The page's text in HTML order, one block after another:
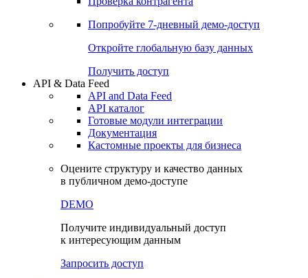
Попробуйте 7-дневный демо-доступ
Откройте глобальную базу данных
Получить доступ
API & Data Feed
API and Data Feed
API каталог
Готовые модули интеграции
Документация
Кастомные проекты для бизнеса
Оцените структуру и качество данных
в публичном демо-доступе
DEMO
Получите индивидуальный доступ
к интересующим данным
Запросить доступ